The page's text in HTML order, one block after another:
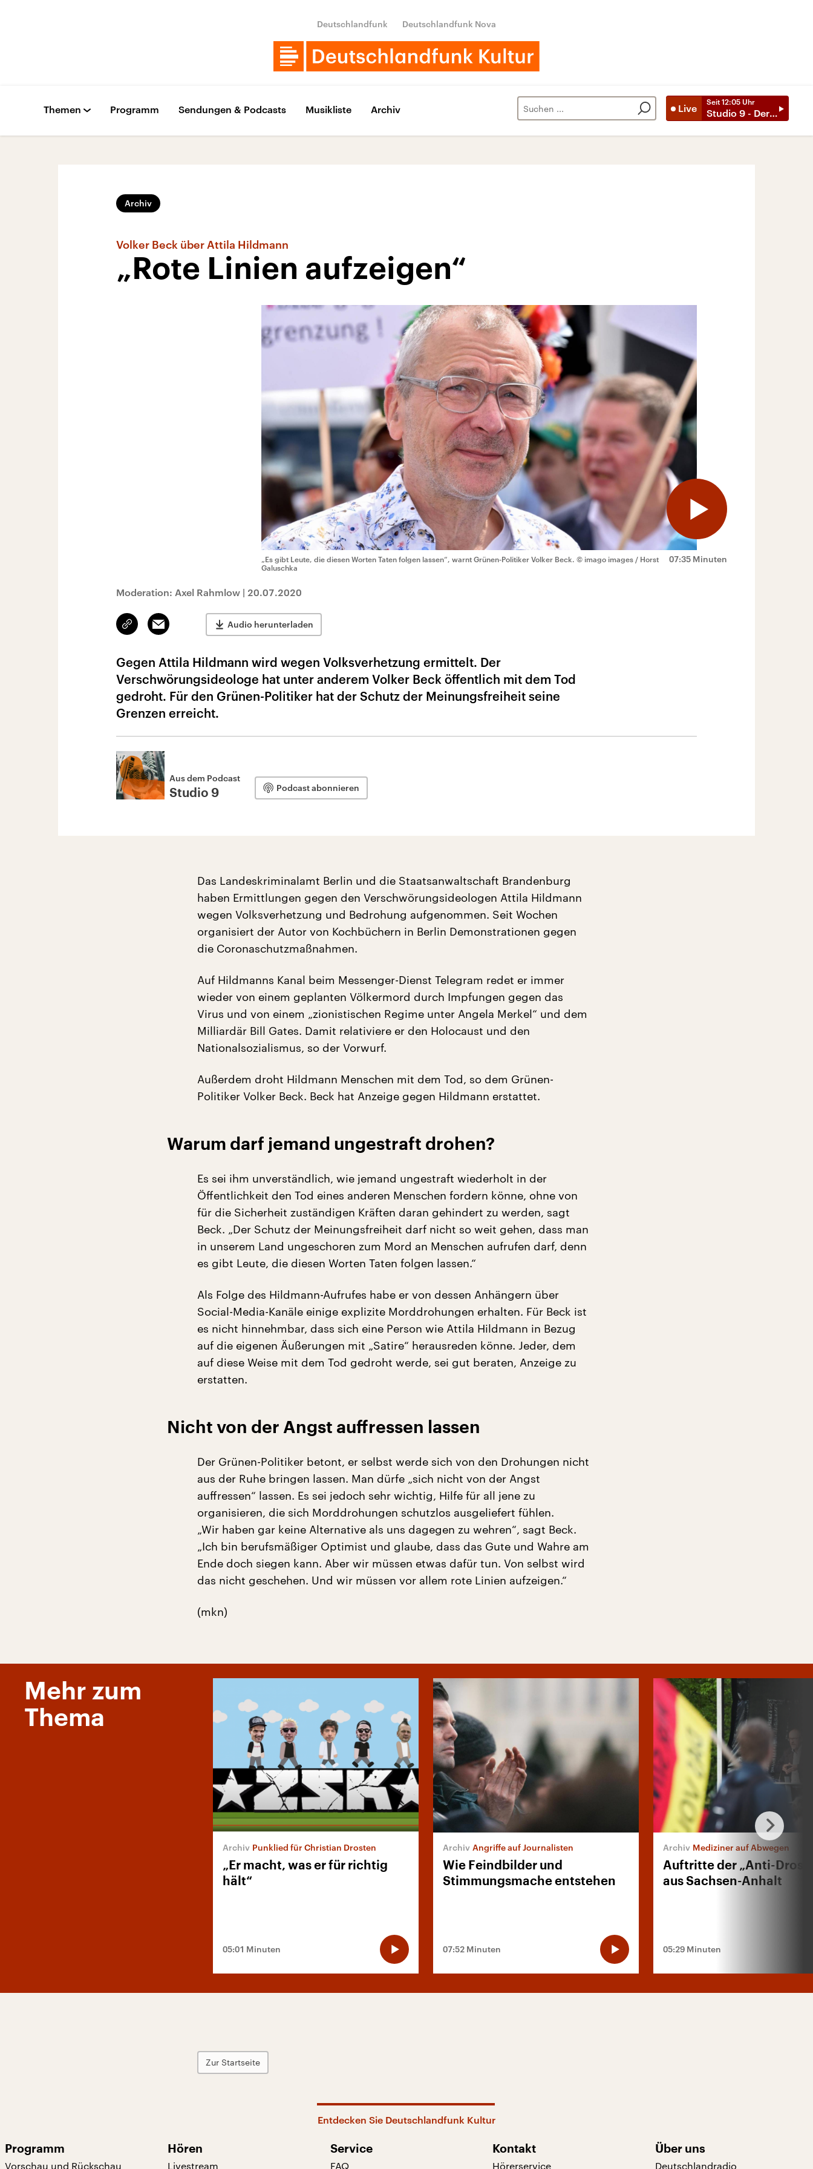
Deutschlandfunk Deutschlandfunk Nova
Live
Seit 12:05 Uhr
Studio 9 - Der Tag mit
Themen Programm Sendungen & Podcasts Musikliste Archiv
Archiv
Volker Beck über Attila Hildmann
„Rote Linien aufzeigen“
07:35 Minuten
„Es gibt Leute, die diesen Worten Taten folgen lassen“, warnt Grünen-Politiker Volker Beck. © imago images / Horst
Galuschka
Moderation: Axel Rahmlow | 20.07.2020
Link
kopieren/teilen
Email Audio herunterladen
Gegen Attila Hildmann wird wegen Volksverhetzung ermittelt. Der
Verschwörungsideologe hat unter anderem Volker Beck öffentlich mit dem Tod
gedroht. Für den Grünen-Politiker hat der Schutz der Meinungsfreiheit seine
Grenzen erreicht.
Aus dem Podcast
Studio 9 Podcast abonnieren
Das Landeskriminalamt Berlin und die Staatsanwaltschaft Brandenburg
haben Ermittlungen gegen den Verschwörungsideologen Attila Hildmann
wegen Volksverhetzung und Bedrohung aufgenommen. Seit Wochen
organisiert der Autor von Kochbüchern in Berlin Demonstrationen gegen
die Coronaschutzmaßnahmen.
Auf Hildmanns Kanal beim Messenger-Dienst Telegram redet er immer
wieder von einem geplanten Völkermord durch Impfungen gegen das
Virus und von einem „zionistischen Regime unter Angela Merkel“ und dem
Milliardär Bill Gates. Damit relativiere er den Holocaust und den
Nationalsozialismus, so der Vorwurf.
Außerdem droht Hildmann Menschen mit dem Tod, so dem Grünen-
Politiker Volker Beck. Beck hat Anzeige gegen Hildmann erstattet.
Warum darf jemand ungestraft drohen?
Es sei ihm unverständlich, wie jemand ungestraft wiederholt in der
Öffentlichkeit den Tod eines anderen Menschen fordern könne, ohne von
für die Sicherheit zuständigen Kräften daran gehindert zu werden, sagt
Beck. „Der Schutz der Meinungsfreiheit darf nicht so weit gehen, dass man
in unserem Land ungeschoren zum Mord an Menschen aufrufen darf, denn
es gibt Leute, die diesen Worten Taten folgen lassen.“
Als Folge des Hildmann-Aufrufes habe er von dessen Anhängern über
Social-Media-Kanäle einige explizite Morddrohungen erhalten. Für Beck ist
es nicht hinnehmbar, dass sich eine Person wie Attila Hildmann in Bezug
auf die eigenen Äußerungen mit „Satire“ herausreden könne. Jeder, dem
auf diese Weise mit dem Tod gedroht werde, sei gut beraten, Anzeige zu
erstatten.
Nicht von der Angst auffressen lassen
Der Grünen-Politiker betont, er selbst werde sich von den Drohungen nicht
aus der Ruhe bringen lassen. Man dürfe „sich nicht von der Angst
auffressen“ lassen. Es sei jedoch sehr wichtig, Hilfe für all jene zu
organisieren, die sich Morddrohungen schutzlos ausgeliefert fühlen.
„Wir haben gar keine Alternative als uns dagegen zu wehren“, sagt Beck.
„Ich bin berufsmäßiger Optimist und glaube, dass das Gute und Wahre am
Ende doch siegen kann. Aber wir müssen etwas dafür tun. Von selbst wird
das nicht geschehen. Und wir müssen vor allem rote Linien aufzeigen.“
(mkn)
Mehr zum
Thema
Punklied für Christian Drosten
„Er macht, was er für richtig
hält“
05:01 Minuten
Angriffe auf Journalisten
Wie Feindbilder und
Stimmungsmache entstehen
07:52 Minuten
Mediziner auf Abwegen
Auftritte der „Anti-
aus Sachsen-Anhalt
05:29 Minuten
Zur Startseite
Entdecken Sie Deutschlandfunk Kultur
Programm
Vorschau und Rückschau
Hören
Livestream
Service
FAQ
Kontakt
Hörerservice
Über uns
Deutschlandradio